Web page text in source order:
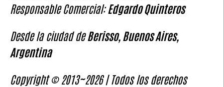
Responsable Comercial:Edgardo Quinteros
Desde la ciudad deBerisso, Buenos Aires,
Argentina
Copyright © 2013~2026 | Todos los derechos